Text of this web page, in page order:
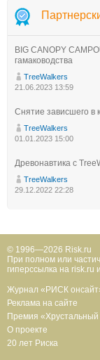
BIG CANOPY
гамаководства
TreeWalkers
21.06.2023 13:59
Снятие зависшего в
TreeWalkers
01.01.2023 15:00
Древонавтика с
TreeWalkers
29.12.2022 22:28
© 1996—2026 Risk.ru
При полном или
гиперссылка на risk.ru
Журнал «РИСК
Реклама на сайте
Премия «Хрустальный
О проекте
20 лет Риска